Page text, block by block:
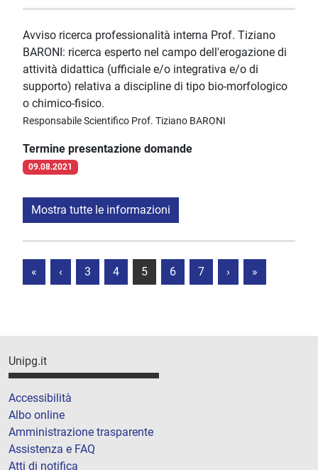
Avviso ricerca professionalità interna Prof. Tiziano
BARONI: ricerca esperto nel campo dell'erogazione di
attività didattica (ufficiale e/o integrativa e/o di
supporto) relativa a discipline di tipo bio-morfologico
o chimico-fisico.
Responsabile Scientifico Prof. Tiziano BARONI
Termine presentazione domande
09.08.2021
Mostra tutte le informazioni
« ‹ 3 4 5 6 7 › »
Unipg.it
Accessibilità
Albo online
Amministrazione trasparente
Assistenza e FAQ
Atti di notifica